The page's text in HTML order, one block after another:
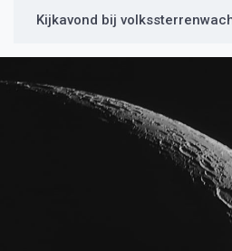
Kijkavond bij